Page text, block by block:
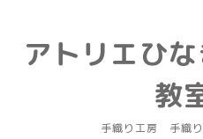
アトリエひ
教
手織り工房 手織